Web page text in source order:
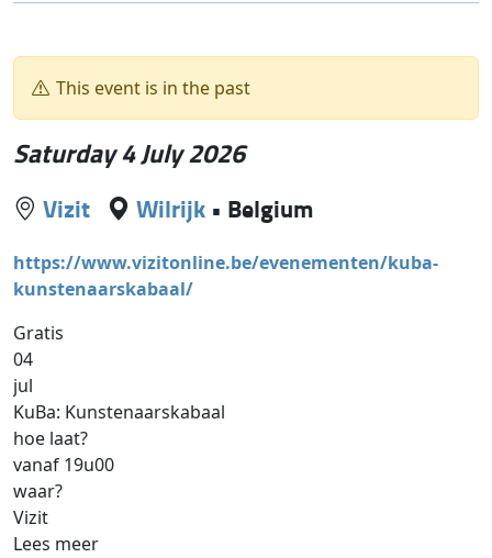
This event is in the past
Saturday 4 July 2026
Vizit Wilrijk • Belgium
https://www.vizitonline.be/evenementen/kuba-
kunstenaarskabaal/
Gratis
04
jul
KuBa: Kunstenaarskabaal
hoe laat?
vanaf 19u00
waar?
Vizit
Lees meer